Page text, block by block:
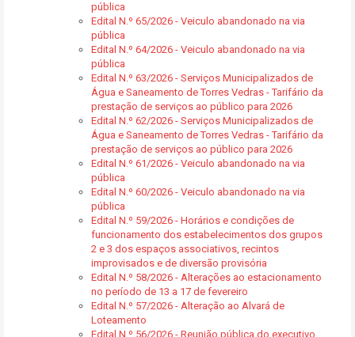
pública
Edital N.º 65/2026 - Veiculo abandonado na via
pública
Edital N.º 64/2026 - Veiculo abandonado na via
pública
Edital N.º 63/2026 - Serviços Municipalizados de
Água e Saneamento de Torres Vedras - Tarifário da
prestação de serviços ao público para 2026
Edital N.º 62/2026 - Serviços Municipalizados de
Água e Saneamento de Torres Vedras - Tarifário da
prestação de serviços ao público para 2026
Edital N.º 61/2026 - Veiculo abandonado na via
pública
Edital N.º 60/2026 - Veiculo abandonado na via
pública
Edital N.º 59/2026 - Horários e condições de
funcionamento dos estabelecimentos dos grupos
2 e 3 dos espaços associativos, recintos
improvisados e de diversão provisória
Edital N.º 58/2026 - Alterações ao estacionamento
no período de 13 a 17 de fevereiro
Edital N.º 57/2026 - Alteração ao Alvará de
Loteamento
Edital N.º 56/2026 - Reunião pública do executivo